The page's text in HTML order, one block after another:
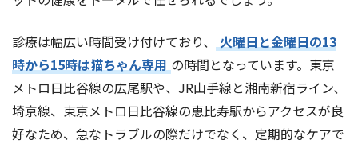
診療は幅広い時間受け付けており、
火曜日と金曜日の13
時から15時は猫ちゃん専用 の時間となっています。東京
メトロ日比谷線の広尾駅や、JR山手線と湘南新宿ライン、
埼京線、東京メトロ日比谷線の恵比寿駅からアクセスが良
好なため、急なトラブルの際だけでなく、定期的なケアで